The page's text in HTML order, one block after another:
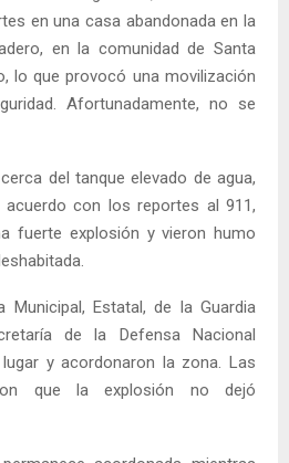
en una casa abandonada en la
en la comunidad de Santa
lo que provocó una movilización
Afortunadamente, no se
del tanque elevado de agua,
con los reportes al 911,
fuerte explosión y vieron humo
Municipal, Estatal, de la Guardia
de la Defensa Nacional
lugar y acordonaron la zona. Las
que la explosión no dejó